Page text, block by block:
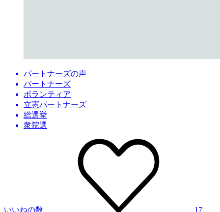
パートナーズの声
パートナーズ
ボランティア
立憲パートナーズ
総選挙
衆院選
いいねの数 17